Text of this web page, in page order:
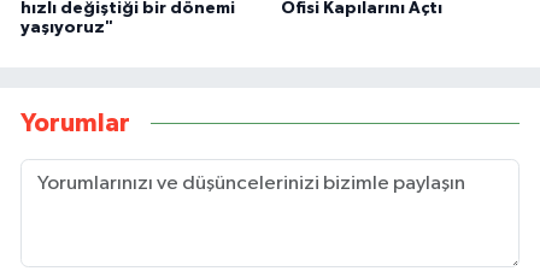
hızlı değiştiği bir dönemi
yaşıyoruz"
Ofisi Kapılarını Açtı
Yorumlar